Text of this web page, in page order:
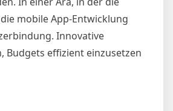
mobile App-Entwicklung
Innovative
Budgets effizient einzusetzen